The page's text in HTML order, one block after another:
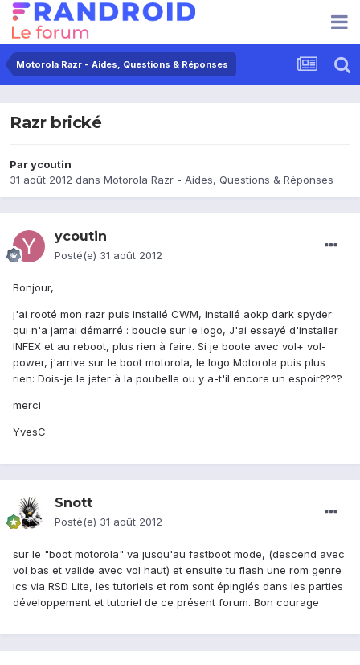
Motorola Razr - Aides, Questions & Réponses
Razr brické
Parycoutin
31 août 2012 dans Motorola Razr - Aides, Questions & Réponses
ycoutin
Posté(e) 31 août 2012
Bonjour,
j'ai rooté mon razr puis installé CWM, installé aokp dark spyder
qui n'a jamai démarré : boucle sur le logo, J'ai essayé d'installer
INFEX et au reboot, plus rien à faire. Si je boote avec vol+ vol-
power, j'arrive sur le boot motorola, le logo Motorola puis plus
rien: Dois-je le jeter à la poubelle ou y a-t'il encore un espoir????
merci
YvesC
Snott
Posté(e) 31 août 2012
sur le "boot motorola" va jusqu'au fastboot mode, (descend avec
vol bas et valide avec vol haut) et ensuite tu flash une rom genre
ics via RSD Lite, les tutoriels et rom sont épinglés dans les parties
développement et tutoriel de ce présent forum. Bon courage